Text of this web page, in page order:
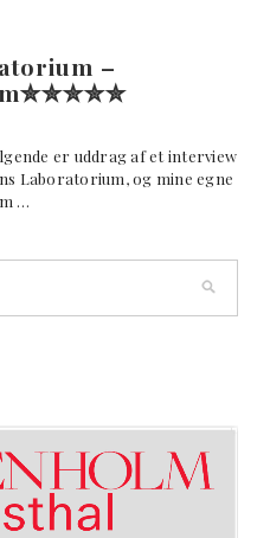
–
er uddrag af et interview
Laboratorium, og mine egne
…